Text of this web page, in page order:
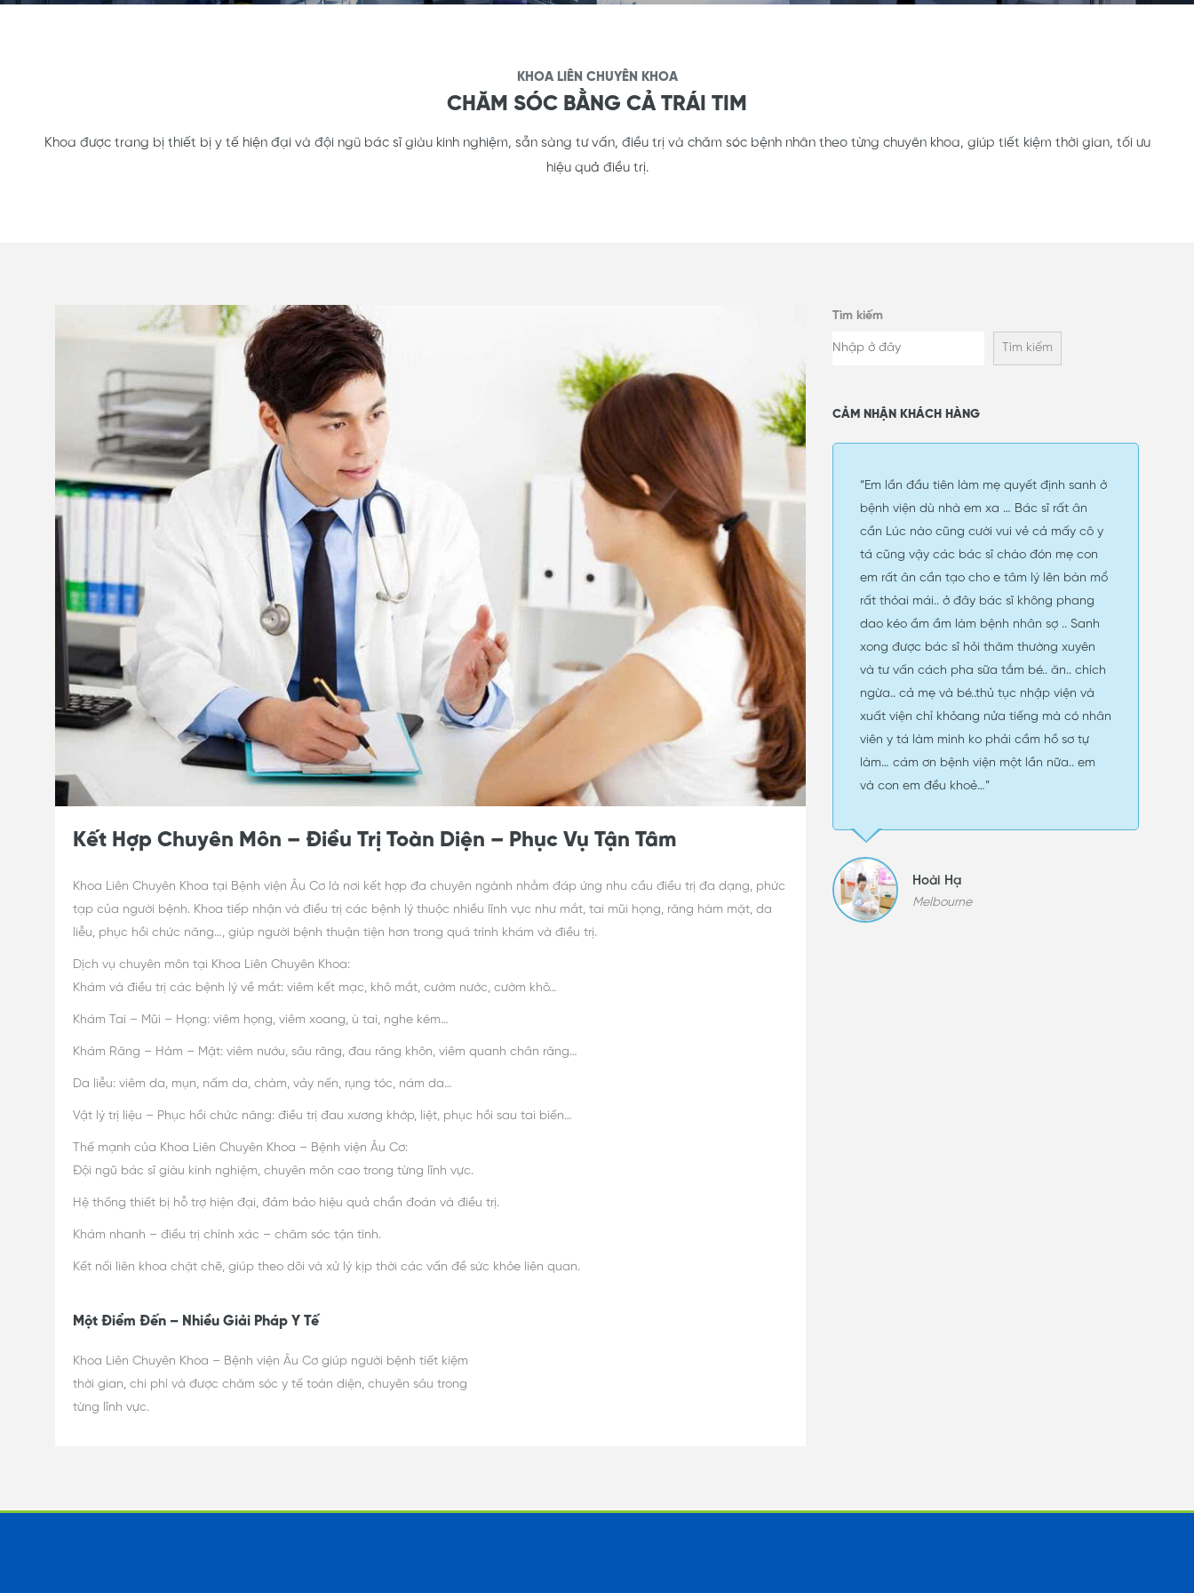
KHOA LIÊN CHUYÊN KHOA
CHĂM SÓC BẰNG CẢ TRÁI TIM
Khoa được trang bị thiết bị y tế hiện đại và đội ngũ bác sĩ giàu kinh nghiệm, sẵn sàng tư vấn, điều trị và chăm sóc bệnh nhân theo từng chuyên khoa, giúp tiết kiệm thời gian, tối ưu
hiệu quả điều trị.
Kết Hợp Chuyên Môn – Điều Trị Toàn Diện – Phục Vụ Tận Tâm
Khoa Liên Chuyên Khoa tại Bệnh viện Âu Cơ là nơi kết hợp đa chuyên ngành nhằm đáp ứng nhu cầu điều trị đa dạng, phức
tạp của người bệnh. Khoa tiếp nhận và điều trị các bệnh lý thuộc nhiều lĩnh vực như mắt, tai mũi họng, răng hàm mặt, da
liễu, phục hồi chức năng…, giúp người bệnh thuận tiện hơn trong quá trình khám và điều trị.
Dịch vụ chuyên môn tại Khoa Liên Chuyên Khoa:
Khám và điều trị các bệnh lý về mắt: viêm kết mạc, khô mắt, cườm nước, cườm khô…
Khám Tai – Mũi – Họng: viêm họng, viêm xoang, ù tai, nghe kém…
Khám Răng – Hàm – Mặt: viêm nướu, sâu răng, đau răng khôn, viêm quanh chân răng…
Da liễu: viêm da, mụn, nấm da, chàm, vảy nến, rụng tóc, nám da…
Vật lý trị liệu – Phục hồi chức năng: điều trị đau xương khớp, liệt, phục hồi sau tai biến…
Thế mạnh của Khoa Liên Chuyên Khoa – Bệnh viện Âu Cơ:
Đội ngũ bác sĩ giàu kinh nghiệm, chuyên môn cao trong từng lĩnh vực.
Hệ thống thiết bị hỗ trợ hiện đại, đảm bảo hiệu quả chẩn đoán và điều trị.
Khám nhanh – điều trị chính xác – chăm sóc tận tình.
Kết nối liên khoa chặt chẽ, giúp theo dõi và xử lý kịp thời các vấn đề sức khỏe liên quan.
Một Điểm Đến – Nhiều Giải Pháp Y Tế
Khoa Liên Chuyên Khoa – Bệnh viện Âu Cơ giúp người bệnh tiết kiệm
thời gian, chi phí và được chăm sóc y tế toàn diện, chuyên sâu trong
từng lĩnh vực.
Tìm kiếm
Tìm kiếm
CẢM NHẬN KHÁCH HÀNG
“Em lần đầu tiên làm mẹ quyết định sanh ở
bệnh viện dù nhà em xa … Bác sĩ rất ân
cần Lúc nào cũng cười vui vẻ cả mấy cô y
tá cũng vậy các bác sĩ chào đón mẹ con
em rất ân cần tạo cho e tâm lý lên bàn mổ
rất thỏai mái.. ở đây bác sĩ không phang
dao kéo ầm ầm làm bệnh nhân sợ .. Sanh
xong được bác sĩ hỏi thăm thường xuyên
và tư vấn cách pha sữa tắm bé.. ăn.. chích
ngừa.. cả mẹ và bé..thủ tục nhập viện và
xuất viện chỉ khỏang nửa tiếng mà có nhân
viên y tá làm mình ko phải cầm hồ sơ tự
làm… cám ơn bệnh viện một lần nữa.. em
và con em đều khoẻ…”
Hoài Hạ
Melbourne